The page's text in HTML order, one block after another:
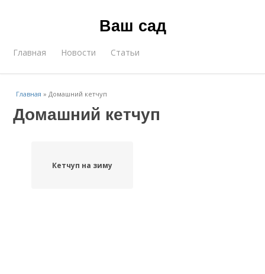
Ваш сад
Главная Новости Статьи
Главная »Домашний кетчуп
Домашний кетчуп
Кетчуп на зиму